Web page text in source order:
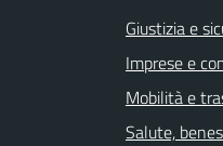
Giustizia e
Imprese e
Mobilità e
Salute,